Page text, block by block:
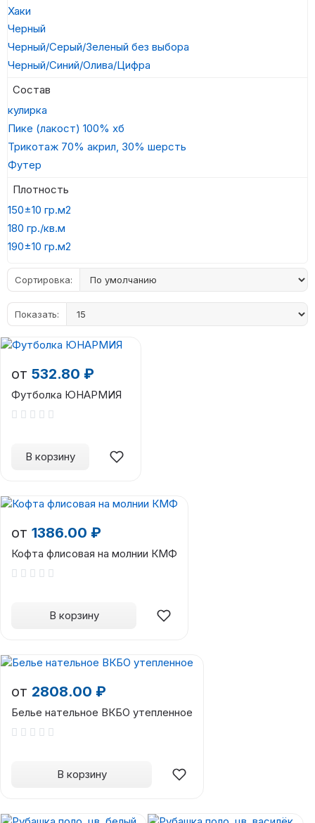
Хаки
Черный
Черный/Серый/Зеленый без выбора
Черный/Синий/Олива/Цифра
Состав
кулирка
Пике (лакост) 100% хб
Трикотаж 70% акрил, 30% шерсть
Футер
Плотность
150±10 гр.м2
180 гр./кв.м
190±10 гр.м2
Сортировка:
Показать:
от 532.80 ₽
Футболка ЮНАРМИЯ
В корзину
от 1386.00 ₽
Кофта флисовая на молнии КМФ
В корзину
от 2808.00 ₽
Белье нательное ВКБО утепленное
В корзину